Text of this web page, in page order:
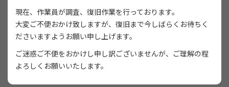
現在、作業員が調査、復旧作業を行っております。
大変ご不便おかけ致しますが、復旧まで今しばらくお待ちく
ださいますようお願い申し上げます。
ご迷惑ご不便をおかけし申し訳ございませんが、ご理解の程
よろしくお願いいたします。